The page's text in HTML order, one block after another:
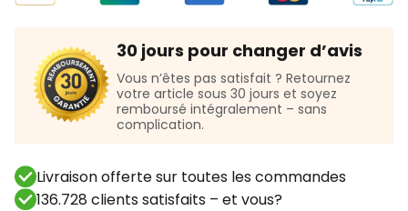
30 jours pour changer d’avis
Vous n’êtes pas satisfait ? Retournez
votre article sous 30 jours et soyez
remboursé intégralement – sans
complication.
Livraison offerte sur toutes les commandes
136.728 clients satisfaits – et vous?